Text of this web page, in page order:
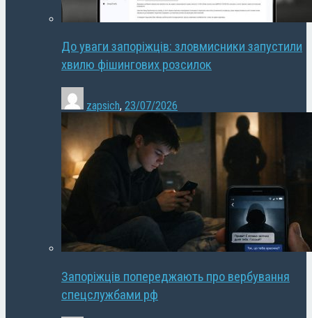
До уваги запоріжців: зловмисники запустили
хвилю фішингових розсилок
zapsich, 23/07/2026
Запоріжців попереджають про вербування
спецслужбами рф